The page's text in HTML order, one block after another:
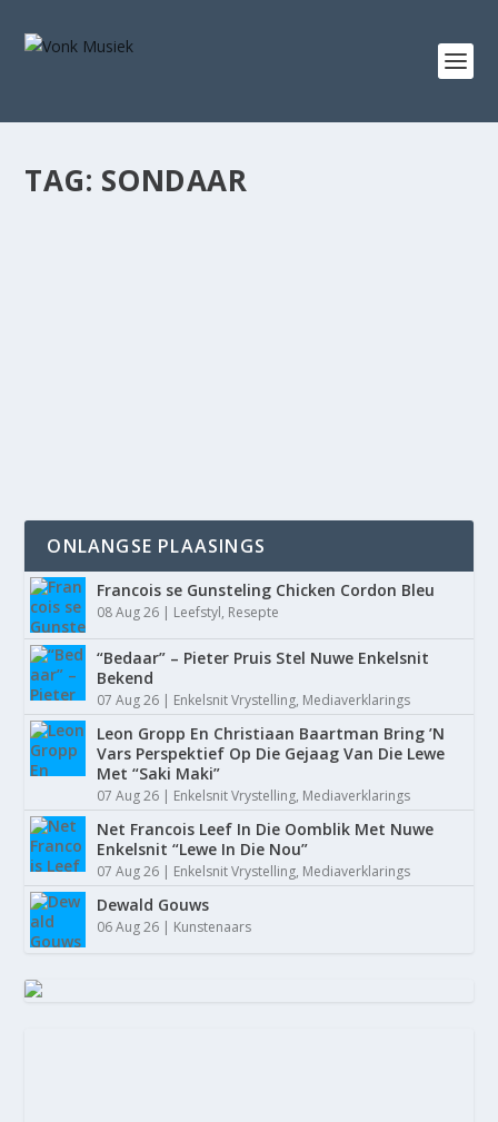
TAG: SONDAAR
Gian Groen gesels oor “Sondaar ” op Die
Groot Ontb...
ONLANGSE PLAASINGS
Francois se Gunsteling Chicken Cordon Bleu
08 Aug 26 | Leefstyl, Resepte
“Bedaar” – Pieter Pruis Stel Nuwe Enkelsnit
Bekend
07 Aug 26 | Enkelsnit Vrystelling, Mediaverklarings
Leon Gropp En Christiaan Baartman Bring ’N
Vars Perspektief Op Die Gejaag Van Die Lewe
Met “Saki Maki”
07 Aug 26 | Enkelsnit Vrystelling, Mediaverklarings
Net Francois Leef In Die Oomblik Met Nuwe
Enkelsnit “Lewe In Die Nou”
07 Aug 26 | Enkelsnit Vrystelling, Mediaverklarings
Dewald Gouws
06 Aug 26 | Kunstenaars